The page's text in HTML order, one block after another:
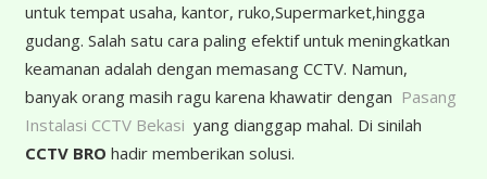
untuk tempat usaha, kantor, ruko,Supermarket,hingga
gudang. Salah satu cara paling efektif untuk meningkatkan
keamanan adalah dengan memasang CCTV. Namun,
banyak orang masih ragu karena khawatir dengan Pasang
Instalasi CCTV Bekasi yang dianggap mahal. Di sinilah
CCTV BRO hadir memberikan solusi.